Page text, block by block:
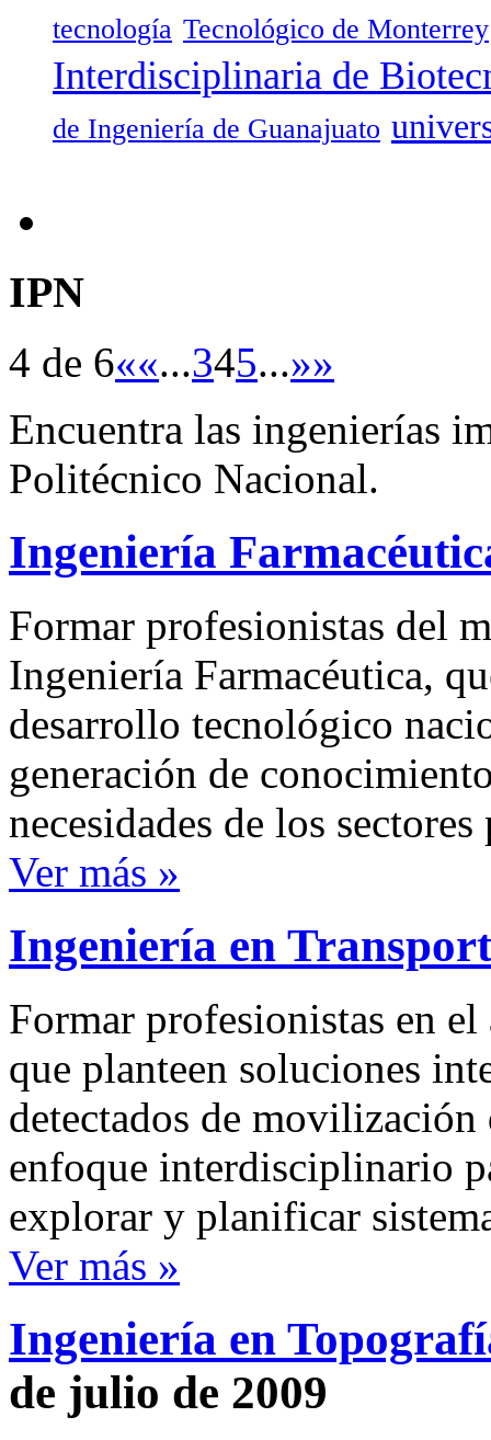
tecnología Tecnológico de Monterrey
Interdisciplinaria de
de Ingeniería de Guanajuato
IPN
4 de 6««...345...»»
Encuentra las ingenierías
Politécnico Nacional.
Ingeniería
Formar profesionistas del
Ingeniería Farmacéutica,
desarrollo tecnológico
generación de
necesidades de los
Ver más »
Ingeniería en
Formar profesionistas en
que planteen soluciones
detectados de movilización
enfoque interdisciplinario
explorar y planificar
Ver más »
Ingeniería en
de julio de 2009